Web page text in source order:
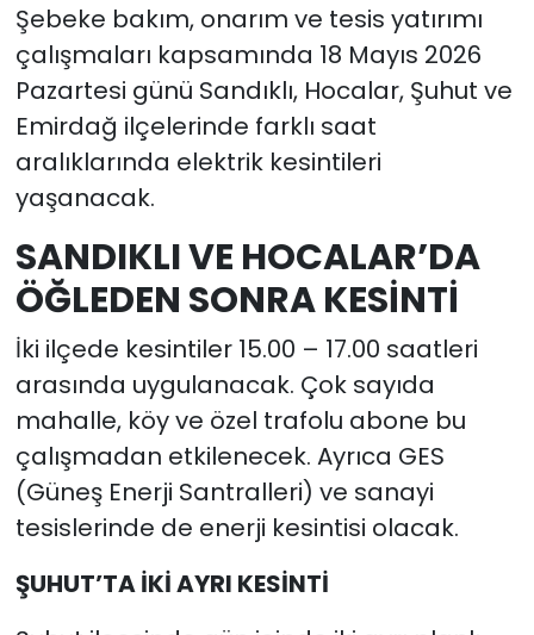
Şebeke bakım, onarım ve tesis yatırımı
çalışmaları kapsamında 18 Mayıs 2026
Pazartesi günü Sandıklı, Hocalar, Şuhut ve
Emirdağ ilçelerinde farklı saat
aralıklarında elektrik kesintileri
yaşanacak.
SANDIKLI VE HOCALAR’DA
ÖĞLEDEN SONRA KESİNTİ
İki ilçede kesintiler 15.00 – 17.00 saatleri
arasında uygulanacak. Çok sayıda
mahalle, köy ve özel trafolu abone bu
çalışmadan etkilenecek. Ayrıca GES
(Güneş Enerji Santralleri) ve sanayi
tesislerinde de enerji kesintisi olacak.
ŞUHUT’TA İKİ AYRI KESİNTİ